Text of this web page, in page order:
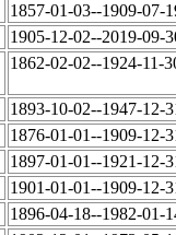
1857-01-03--1909-07-
1905-12-02--2019-09-
1862-02-02--1924-11-
1893-10-02--1947-12-
1876-01-01--1909-12-
1897-01-01--1921-12-
1901-01-01--1909-12-
1896-04-18--1982-01-